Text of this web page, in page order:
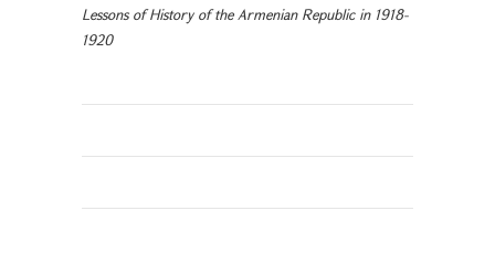
Lessons of History of the Armenian Republic in 1918-
1920